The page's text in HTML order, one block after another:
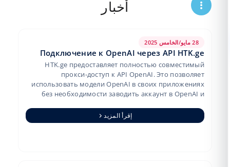
أخبار
28 مايو/الخامس 2025
Подключение к OpenAI через API HTK.ge
HTK.ge предоставляет полностью совместимый
прокси-доступ к API OpenAI. Это позволяет
использовать модели OpenAI в своих приложениях
без необходимости заводить аккаунт в OpenAI и
إقرأ المزيد